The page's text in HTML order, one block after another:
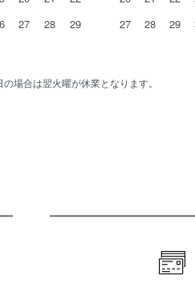
27 28
29
27
28 29
場合は翌火曜が休業となります。